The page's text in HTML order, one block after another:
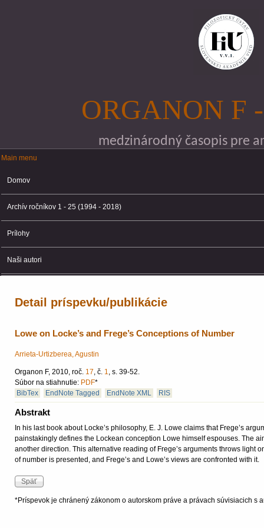
ORGANON F
medzinárodný časopis pre
Main menu
Main menu
Domov
Archív ročníkov 1 - 25 (1994 - 2018)
Prílohy
Naši autori
Detail príspevku/publikácie
Lowe on Locke’s and Frege’s Conceptions of Number
Arrieta-Urtizberea, Agustin
Organon F, 2010, roč. 17, č. 1, s. 39-52.
Súbor na stiahnutie: PDF*
BibTex
EndNote Tagged EndNote XML RIS
Abstrakt
In his last book about Locke’s philosophy, E. J. Lowe claims that Frege’s
painstakingly defines the Lockean conception Lowe himself espouses. The
another direction. This alternative reading of Frege’s arguments throws light
of number is presented, and Frege’s and Lowe’s views are confronted with it.
*Príspevok je chránený zákonom o autorskom práve a právach súvisiacich s